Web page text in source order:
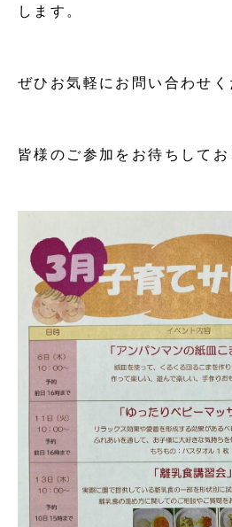
します。
ぜひお気軽にお問い合わせく
皆様のご参加をお待ちしてお